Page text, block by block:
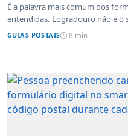
É a palavra mais comum dos
entendidas. Logradouro não é o
GUIAS POSTAIS 8 min